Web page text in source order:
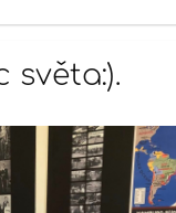
světa:).